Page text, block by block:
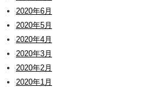
2020年6月
2020年5月
2020年4月
2020年3月
2020年2月
2020年1月